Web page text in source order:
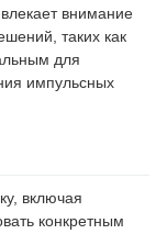
внимание
таких как
для
импульсных
включая
конкретным